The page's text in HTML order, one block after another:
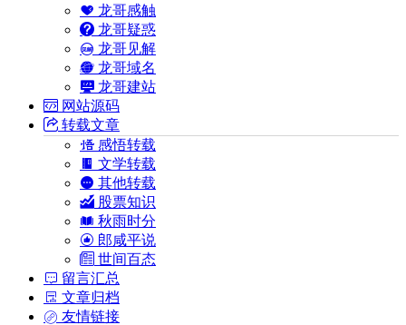
龙哥感触
龙哥疑惑
龙哥见解
龙哥域名
龙哥建站
网站源码
转载文章
感悟转载
文学转载
其他转载
股票知识
秋雨时分
郎咸平说
世间百态
留言汇总
文章归档
友情链接